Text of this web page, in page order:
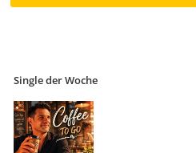
Single der Woche